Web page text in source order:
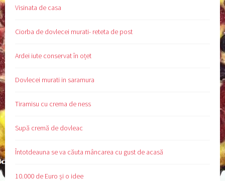
Visinata de casa
Ciorba de dovlecei murati- reteta de post
Ardei iute conservat în oțet
Dovlecei murati in saramura
Tiramisu cu crema de ness
Supă cremă de dovleac
Întotdeauna se va căuta mâncarea cu gust de acasă
10.000 de Euro și o idee